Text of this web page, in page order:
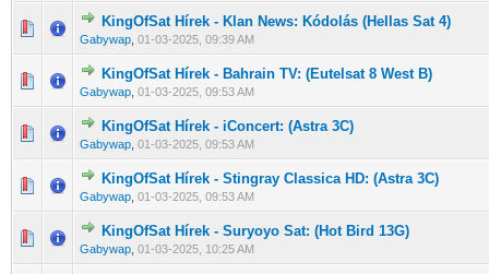
KingOfSat Hírek - Klan News: Kódolás (Hellas Sat 4)
Gabywap 01-03-2025, 09:39 AM
0 Szavazat - 0 / 5 átlagban
12 345
KingOfSat Hírek - Bahrain TV: (Eutelsat 8 West B)
Gabywap 01-03-2025, 09:53 AM
0 Szavazat - 0 / 5 átlagban
12345
KingOfSat Hírek - iConcert: (Astra 3C)
Gabywap 01-03-2025, 09:53 AM
0 Szavazat - 0 / 5 átlagban
12345
KingOfSat Hírek - Stingray Classica HD: (Astra 3C)
Gabywap 01-03-2025, 09:53 AM
0 Szavazat - 0 / 5 átlagban
12345
KingOfSat Hírek - Suryoyo Sat: (Hot Bird 13G)
Gabywap 01-03-2025, 10:25 AM
0 Szavazat - 0 / 5 átlagban
12345